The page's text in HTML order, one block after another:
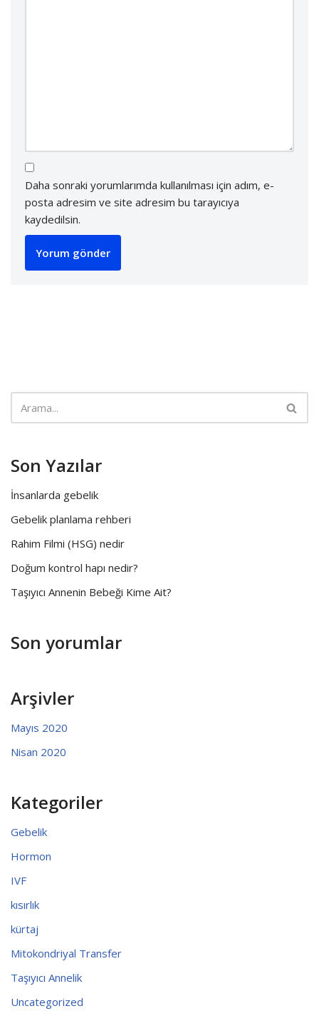
Daha sonraki yorumlarımda kullanılması için adım, e-
posta adresim ve site adresim bu tarayıcıya
kaydedilsin.
Son Yazılar
İnsanlarda gebelik
Gebelik planlama rehberi
Rahim Filmi (HSG) nedir
Doğum kontrol hapı nedir?
Taşıyıcı Annenin Bebeği Kime Ait?
Son yorumlar
Arşivler
Mayıs 2020
Nisan 2020
Kategoriler
Gebelik
Hormon
IVF
kısırlık
kürtaj
Mitokondriyal Transfer
Taşıyıcı Annelik
Uncategorized